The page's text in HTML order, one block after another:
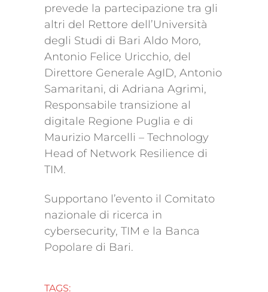
prevede la partecipazione tra gli
altri del Rettore dell’Università
degli Studi di Bari Aldo Moro,
Antonio Felice Uricchio, del
Direttore Generale AgID, Antonio
Samaritani, di Adriana Agrimi,
Responsabile transizione al
digitale Regione Puglia e di
Maurizio Marcelli – Technology
Head of Network Resilience di
TIM.
Supportano l’evento il Comitato
nazionale di ricerca in
cybersecurity, TIM e la Banca
Popolare di Bari.
TAGS: